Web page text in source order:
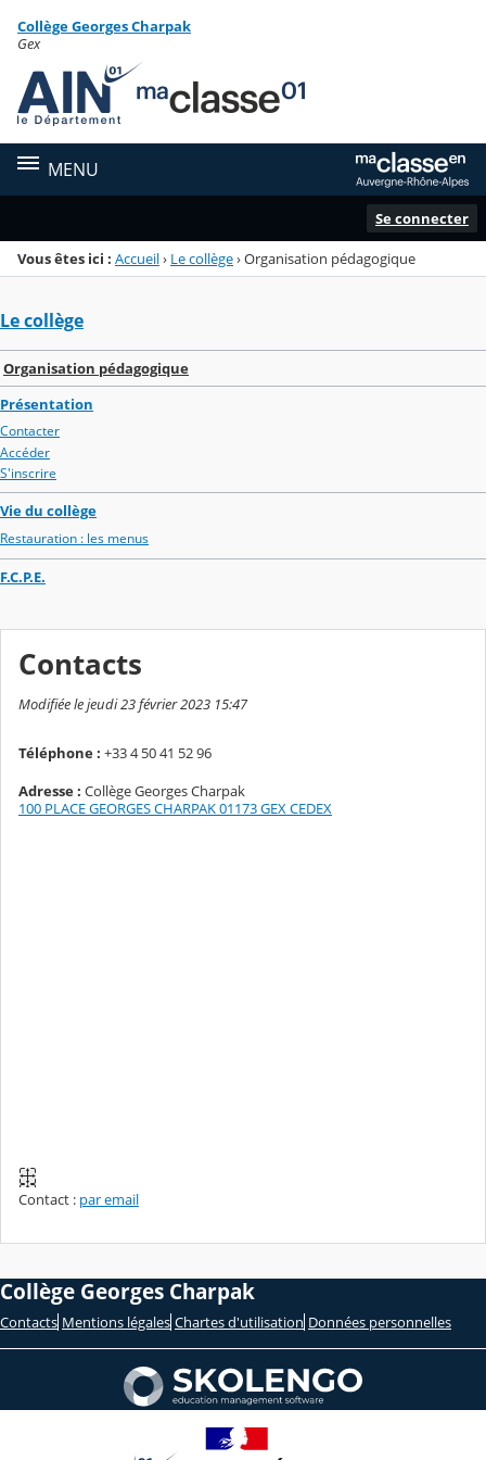
Menu de la rubrique
Contenu
Collège Georges Charpak
Gex
MENU
Se connecter
Vous êtes ici : Accueil› Le collège›Organisation pédagogique
Le collège
Organisation pédagogique
Présentation
Contacter
Accéder
S'inscrire
Vie du collège
Restauration : les menus
F.C.P.E.
Contacts
Modifiée le jeudi 23 février 2023 15:47
Téléphone : +33 4 50 41 52 96
Adresse : Collège Georges Charpak
100 PLACE GEORGES CHARPAK 01173 GEX CEDEX
Contact : par email
Collège Georges Charpak
Contacts Mentions légales Chartes d'utilisation Données personnelles